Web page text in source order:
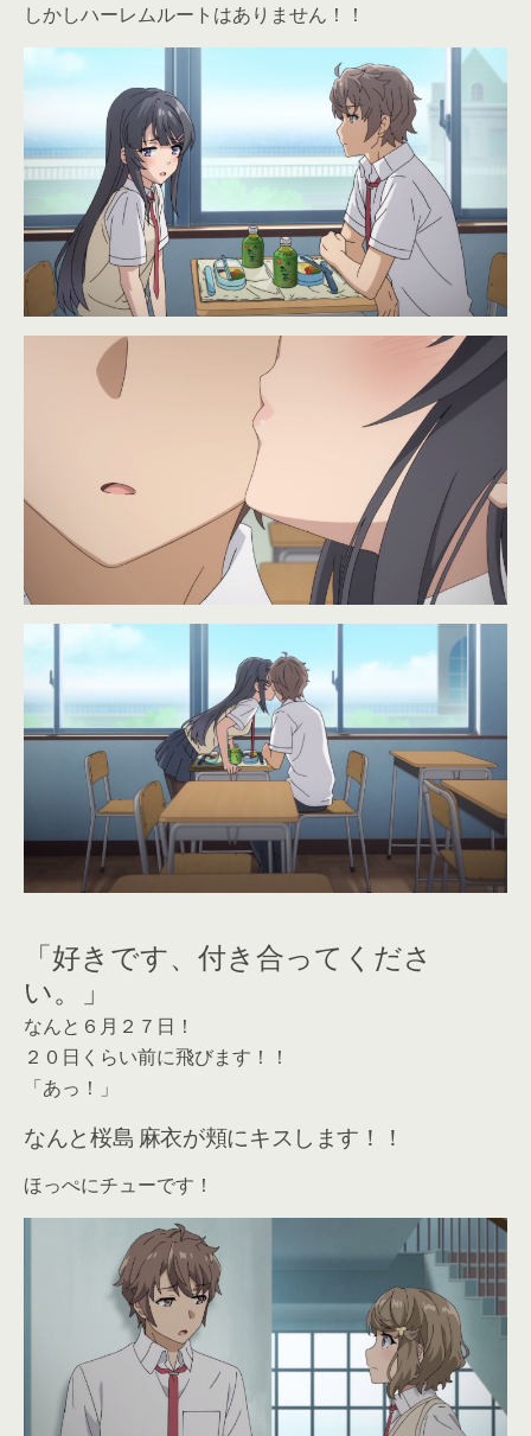
しかしハーレムルートはありません！！
「好きです、付き合ってくださ
い。」
なんと６月２７日！
２０日くらい前に飛びます！！
「あっ！」
なんと桜島 麻衣が頬にキスします！！
ほっぺにチューです！